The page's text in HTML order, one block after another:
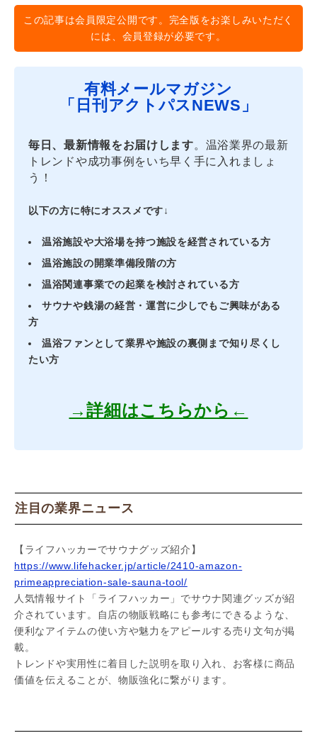
この記事は会員限定公開です。完全版をお楽しみいただく
には、会員登録が必要です。
有料メールマガジン
「日刊アクトパスNEWS」
毎日、最新情報をお届けします。温浴業界の最新
トレンドや成功事例をいち早く手に入れましょ
う！
以下の方に特にオススメです↓
温浴施設や大浴場を持つ施設を経営されている方
温浴施設の開業準備段階の方
温浴関連事業での起業を検討されている方
サウナや銭湯の経営・運営に少しでもご興味がある
方
温浴ファンとして業界や施設の裏側まで知り尽くし
たい方
→詳細はこちらから←
注目の業界ニュース
【ライフハッカーでサウナグッズ紹介】
https://www.lifehacker.jp/article/2410-amazon-
primeappreciation-sale-sauna-tool/
人気情報サイト「ライフハッカー」でサウナ関連グッズが紹
介されています。自店の物販戦略にも参考にできるような、
便利なアイテムの使い方や魅力をアピールする売り文句が掲
載。
トレンドや実用性に着目した説明を取り入れ、お客様に商品
価値を伝えることが、物販強化に繋がります。